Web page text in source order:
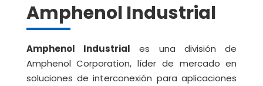
Amphenol Industrial
Amphenol Industrial es una división de
Amphenol Corporation, líder de mercado en
soluciones de interconexión para aplicaciones